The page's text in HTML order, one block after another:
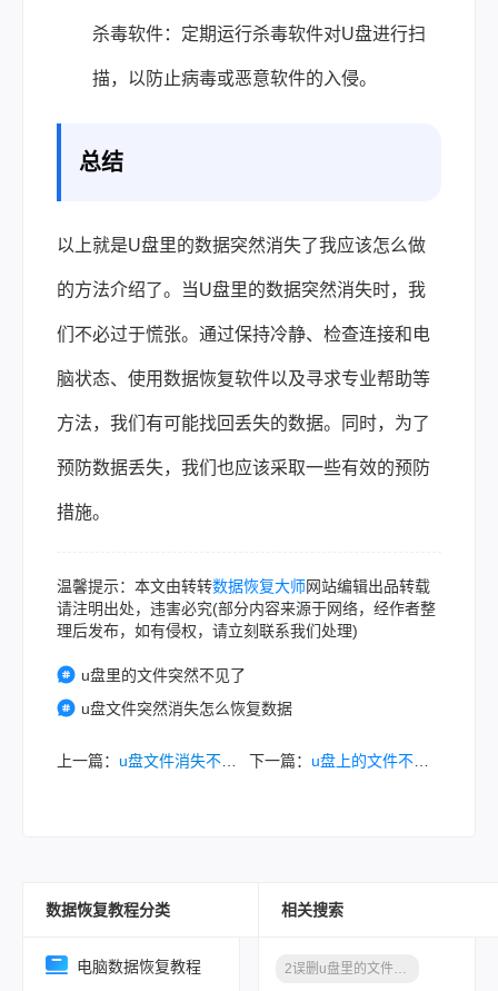
杀毒软件：定期运行杀毒软件对U盘进行扫
描，以防止病毒或恶意软件的入侵。
总结
以上就是U盘里的数据突然消失了我应该怎么做
的方法介绍了。当U盘里的数据突然消失时，我
们不必过于慌张。通过保持冷静、检查连接和电
脑状态、使用数据恢复软件以及寻求专业帮助等
方法，我们有可能找回丢失的数据。同时，为了
预防数据丢失，我们也应该采取一些有效的预防
措施。
温馨提示：本文由转转数据恢复大师网站编辑出品转载
请注明出处，违害必究(部分内容来源于网络，经作者整
理后发布，如有侵权，请立刻联系我们处理)
u盘里的文件突然不见了
u盘文件突然消失怎么恢复数据
上一篇： u盘文件消失不见了怎么恢复？可以试试这几种方法！ 下一篇： u盘上的文件不小心删除了怎么找回来？这几个方法，值得一试!！
数据恢复教程分类
电脑数据恢复教程
相关搜索